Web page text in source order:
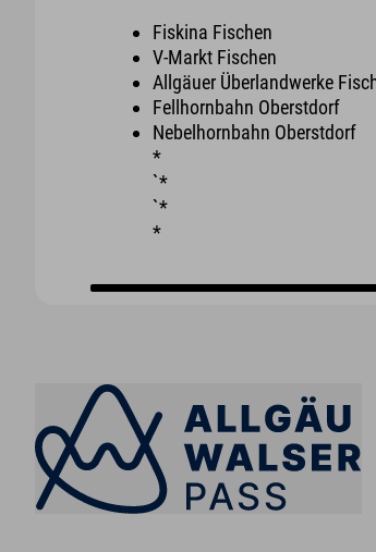
Fiskina Fischen
V-Markt Fischen
Allgäuer Überlandwerke
Fellhornbahn Oberstdorf
Nebelhornbahn Oberstdorf
*
`*
`*
*